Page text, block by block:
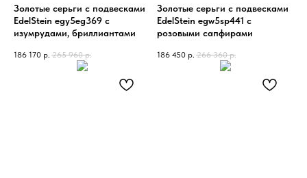
Золотые серьги с подвесками
EdelStein egy5eg369 с
изумрудами, бриллиантами
186 170 р. 265 960 р.
Золотые серьги с подвесками
EdelStein egw5sp441 с
розовыми сапфирами
186 450 р. 266 360 р.